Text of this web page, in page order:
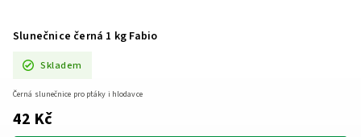
Slunečnice černá 1 kg Fabio
Skladem
42 Kč
Černá slunečnice pro ptáky i hlodavce